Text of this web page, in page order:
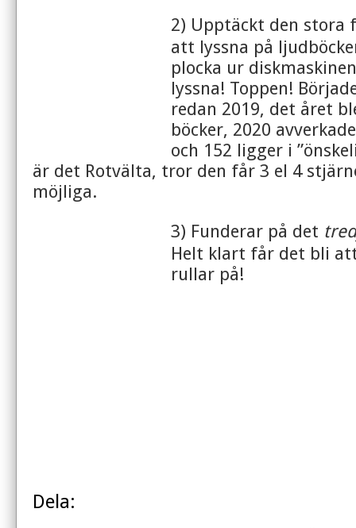
2) Upptäckt den stora
att lyssna på
plocka ur
lyssna! Toppen!
redan 2019, det året
böcker, 2020
och 152 ligger i
är det Rotvälta, tror den får 3 el 4
möjliga.
3) Funderar på det
Helt klart får det bli
rullar på!
Dela: